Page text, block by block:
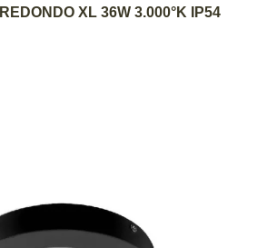
AL CARRITO
XL 36W 3.000°K IP54